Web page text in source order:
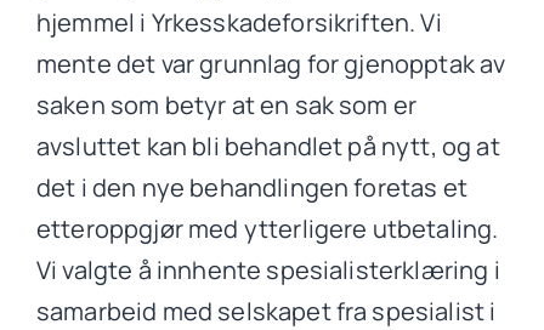
hjemmel i Yrkesskadeforsikriften. Vi
mente det var grunnlag for gjenopptak av
saken som betyr at en sak som er
avsluttet kan bli behandlet på nytt, og at
det i den nye behandlingen foretas et
etteroppgjør med ytterligere utbetaling.
Vi valgte å innhente spesialisterklæring i
samarbeid med selskapet fra spesialist i